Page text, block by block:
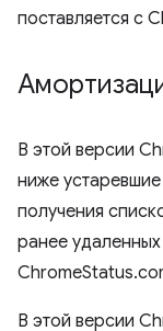
поставляется с
В этой версии
ниже
получения
ранее
В этой версии